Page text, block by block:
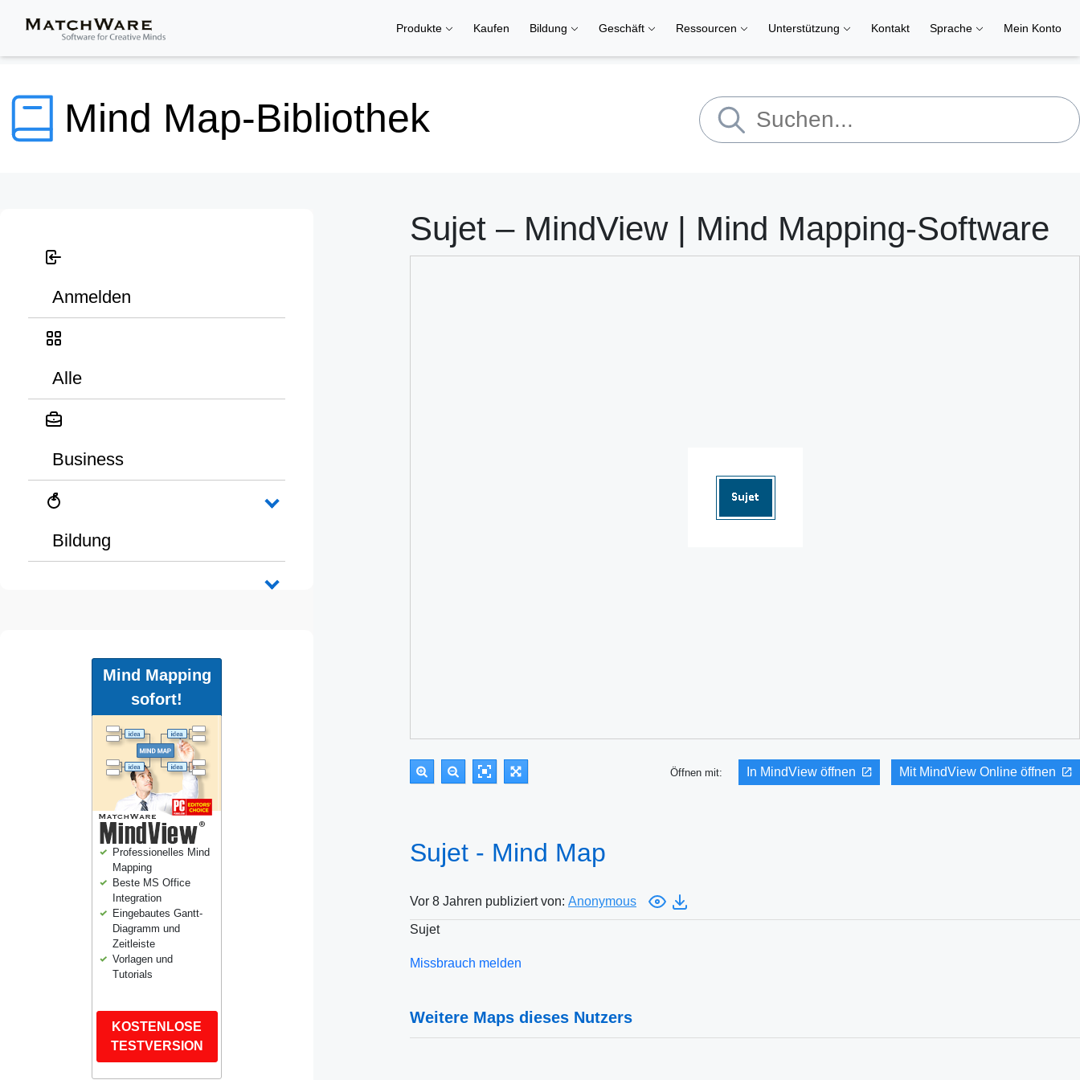
Produkte Kaufen Bildung Geschäft Ressourcen Unterstützung Kontakt Sprache Mein Konto
Mind Map-Bibliothek
Anmelden
Alle
Business
Bildung
Mind Mapping
sofort!
Professionelles Mind
Mapping
Beste MS Office
Integration
Eingebautes Gantt-
Diagramm und
Zeitleiste
Vorlagen und
Tutorials
KOSTENLOSE
TESTVERSION
Sujet – MindView | Mind Mapping-Software
Öffnen mit: In MindView öffnen Mit MindView Online öffnen
Sujet - Mind Map
Vor 8 Jahren publiziert von: Anonymous
Sujet
Missbrauch melden
Weitere Maps dieses Nutzers